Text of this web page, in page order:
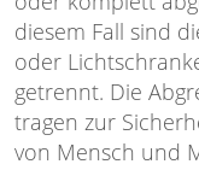
diesem Fall sind
oder
getrennt. Die
tragen zur
von Mensch und